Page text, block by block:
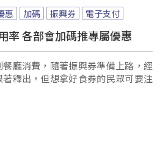
惠 加碼 振興券 電子支付
率 各部會加碼推專屬優惠
廳消費，隨著振興券準備上路，經
釋出，但想拿好食券的民眾可要注